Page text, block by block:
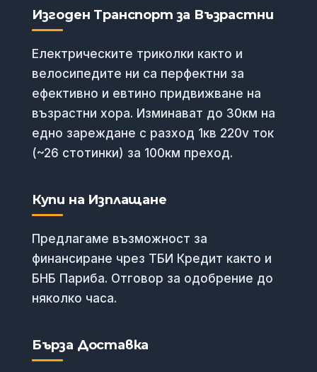
Изгоден Транспорт за Възрастни
Електрическите триколки както и
велосипедите ни са перфектни за
ефективно и евтино придвижване на
възрастни хора. Изминават до 30км на
едно зареждане с разход 1кв 220v ток
(~26 стотинки) за 100км преход.
Купи на Изплащане
Предлагаме възможност за
финансиране чрез ТБИ Кредит както и
БНБ Париба. Отговор за одобрение до
няколко часа.
Бърза Доставка